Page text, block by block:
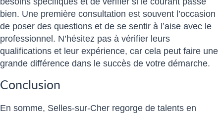
bien. Une première consultation est souvent l’occasion
de poser des questions et de se sentir à l’aise avec le
professionnel. N’hésitez pas à vérifier leurs
qualifications et leur expérience, car cela peut faire une
grande différence dans le succès de votre démarche.
Conclusion
En somme, Selles-sur-Cher regorge de talents en